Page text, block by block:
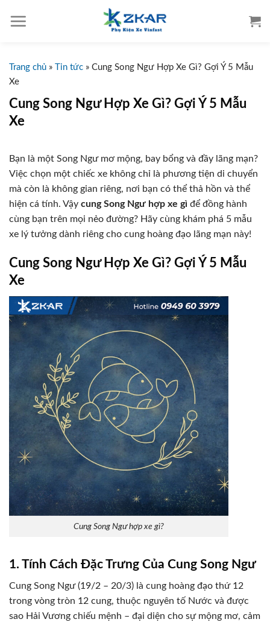
Trang chủ » Tin tức » Cung Song Ngư Hợp Xe Gì? Gợi Ý 5 Mẫu
Xe
Cung Song Ngư Hợp Xe Gì? Gợi Ý 5 Mẫu
Xe
Bạn là một Song Ngư mơ mộng, bay bổng và đầy lãng mạn?
Việc chọn một chiếc xe không chỉ là phương tiện di chuyển
mà còn là không gian riêng, nơi bạn có thể thả hồn và thể
hiện cá tính. Vậy cung Song Ngư hợp xe gì để đồng hành
cùng bạn trên mọi nẻo đường? Hãy cùng khám phá 5 mẫu
xe lý tưởng dành riêng cho cung hoàng đạo lãng mạn này!
Cung Song Ngư Hợp Xe Gì? Gợi Ý 5 Mẫu
Xe
Cung Song Ngư hợp xe gì?
1. Tính Cách Đặc Trưng Của Cung Song Ngư
Cung Song Ngư (19/2 – 20/3) là cung hoàng đạo thứ 12
trong vòng tròn 12 cung, thuộc nguyên tố Nước và được
sao Hải Vương chiếu mệnh – đại diện cho sự mộng mơ, cảm